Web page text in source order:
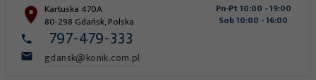
797-479-333
gdansk@konik.com.pl
Kartuska 470A
80-298 Gdańsk,Polska
Pn-Pt 10:00 - 19:00
Sob 10:00 - 16:00